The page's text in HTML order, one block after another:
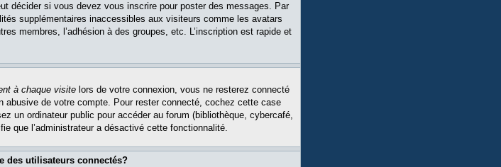
décider si vous devez vous inscrire pour poster des messages. Par
supplémentaires inaccessibles aux visiteurs comme les avatars
membres, l’adhésion à des groupes, etc. L’inscription est rapide et
à chaque visite lors de votre connexion, vous ne resterez connecté
abusive de votre compte. Pour rester connecté, cochez cette case
un ordinateur public pour accéder au forum (bibliothèque, cybercafé,
que l’administrateur a désactivé cette fonctionnalité.
des utilisateurs connectés?